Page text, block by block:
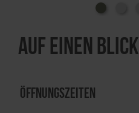
Auf einen Blick
Öffnungszeiten